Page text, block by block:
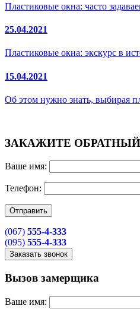
Пластиковые окна: часто
25.04.2021
Пластиковые окна: экскурс в
15.04.2021
Об этом нужно знать, выбирая
ЗАКАЖИТЕ
Ваше имя:
Телефон:
(067) 555-4-333
(095) 555-4-333
Вызов замерщика
Ваше имя: